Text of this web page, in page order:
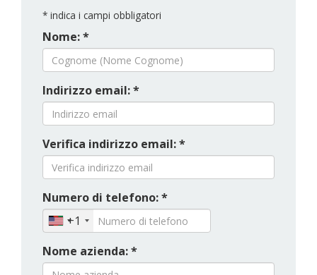
* indica i campi obbligatori
Nome: *
Indirizzo email: *
Verifica indirizzo email: *
Numero di telefono: *
+1
Nome azienda: *